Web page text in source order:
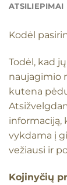
ATSILIEPIMAI
Kodėl
Todėl, kad
naujagimio
kutena
informaciją,
vykdama į
vežiausi ir
Kojinyčių